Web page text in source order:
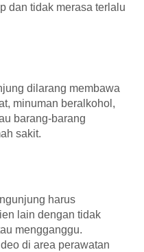
dan tidak merasa terlalu
dilarang membawa
minuman beralkohol,
barang-barang
sakit.
harus
lain dengan tidak
mengganggu.
di area perawatan